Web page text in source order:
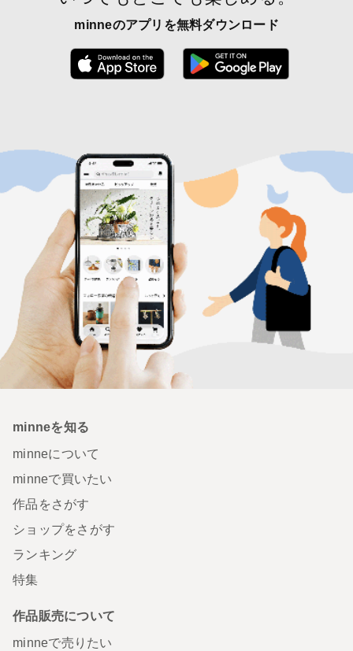
minneのアプリを無料ダウンロード
App Store からダウンロード
minneを知る
minneについて
minneで買いたい
作品をさがす
ショップをさがす
ランキング
特集
作品販売について
minneで売りたい